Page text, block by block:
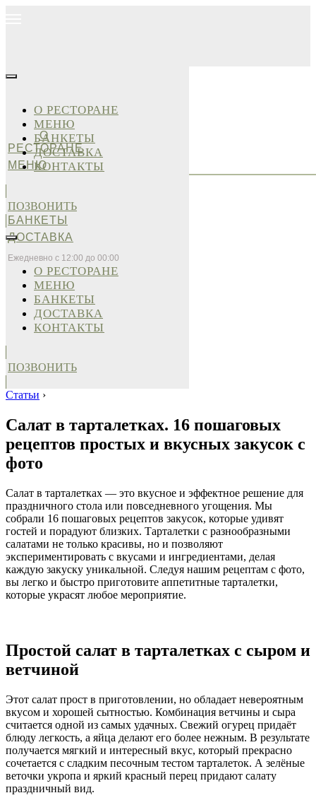
О
РЕСТОРАНЕ
МЕНЮ
БАНКЕТЫ
ДОСТАВКА
Ежедневно с 12:00 до 00:00
О РЕСТОРАНЕ
МЕНЮ
БАНКЕТЫ
ДОСТАВКА
КОНТАКТЫ
ПОЗВОНИТЬ
О РЕСТОРАНЕ
МЕНЮ
БАНКЕТЫ
ДОСТАВКА
КОНТАКТЫ
ПОЗВОНИТЬ
Статьи ›
Салат в тарталетках. 16 пошаговых
рецептов простых и вкусных закусок с
фото
Салат в тарталетках — это вкусное и эффектное решение для
праздничного стола или повседневного угощения. Мы
собрали 16 пошаговых рецептов закусок, которые удивят
гостей и порадуют близких. Тарталетки с разнообразными
салатами не только красивы, но и позволяют
экспериментировать с вкусами и ингредиентами, делая
каждую закуску уникальной. Следуя нашим рецептам с фото,
вы легко и быстро приготовите аппетитные тарталетки,
которые украсят любое мероприятие.
Простой салат в тарталетках с сыром и
ветчиной
Этот салат прост в приготовлении, но обладает невероятным
вкусом и хорошей сытностью. Комбинация ветчины и сыра
считается одной из самых удачных. Свежий огурец придаёт
блюду легкость, а яйца делают его более нежным. В результате
получается мягкий и интересный вкус, который прекрасно
сочетается с сладким песочным тестом тарталеток. А зелёные
веточки укропа и яркий красный перец придают салату
праздничный вид.